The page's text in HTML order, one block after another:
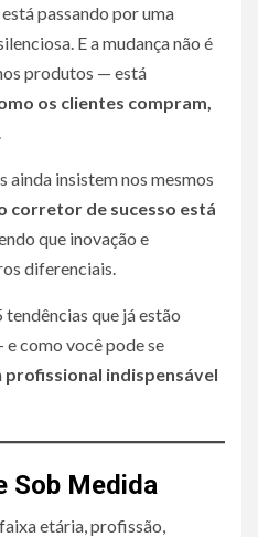
passando por uma
E a mudança não é
produtos — está
os clientes compram,
insistem nos mesmos
corretor de sucesso está
que inovação e
diferenciais.
que já estão
como você pode se
profissional indispensável
Sob Medida
etária, profissão,